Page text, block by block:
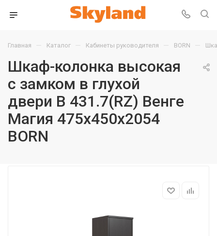
Главная — Каталог — Кабинеты руководителя — BORN —
Шкаф-колонка высокая
с замком в глухой
двери B 431.7(RZ) Венге
Магия 475х450х2054
BORN